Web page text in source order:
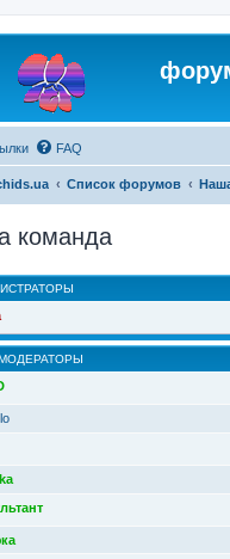
FAQ
Список форумов
команда